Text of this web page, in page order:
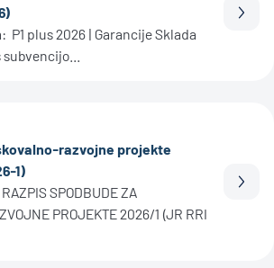
P1 plus 2026 | Garancije Sklada
razvojne projekte
1)
SPODBUDE ZA
PROJEKTE 2026/1 (JR RRI